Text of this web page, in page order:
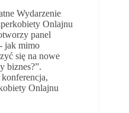
Wydarzenie
Onlajnu
panel
jak mimo
się na nowe
biznes?”.
konferencja,
Onlajnu